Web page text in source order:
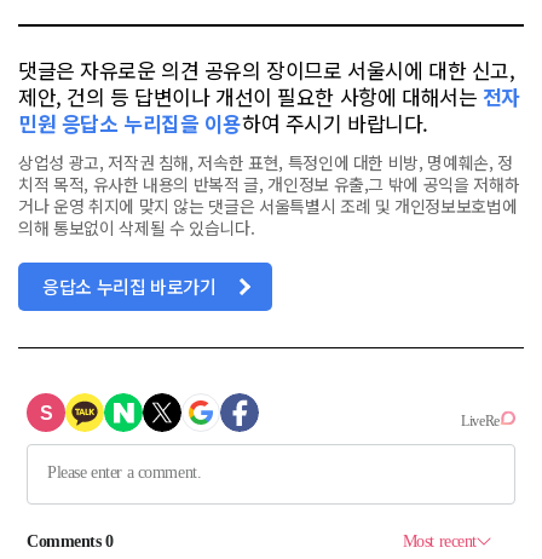
댓글은 자유로운 의견 공유의 장이므로 서울시에 대한 신고,
제안, 건의 등 답변이나 개선이 필요한 사항에 대해서는 전자
민원 응답소 누리집을 이용하여 주시기 바랍니다.
상업성 광고, 저작권 침해, 저속한 표현, 특정인에 대한 비방, 명예훼손, 정
치적 목적, 유사한 내용의 반복적 글, 개인정보 유출,그 밖에 공익을 저해하
거나 운영 취지에 맞지 않는 댓글은 서울특별시 조례 및 개인정보보호법에
의해 통보없이 삭제될 수 있습니다.
응답소 누리집 바로가기